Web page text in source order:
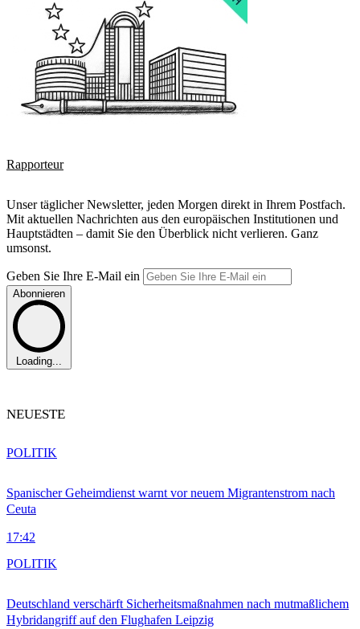
Rapporteur
Unser täglicher Newsletter, jeden Morgen direkt in Ihrem Postfach.
Mit aktuellen Nachrichten aus den europäischen Institutionen und
Hauptstädten – damit Sie den Überblick nicht verlieren. Ganz
umsonst.
Geben Sie Ihre E-Mail ein
Abonnieren
Loading...
NEUESTE
Spanischer Geheimdienst warnt vor neuem Migrantenstrom nach
Ceuta
17:42
POLITIK
Deutschland verschärft Sicherheitsmaßnahmen nach mutmaßlichem
Hybridangriff auf den Flughafen Leipzig
POLITIK